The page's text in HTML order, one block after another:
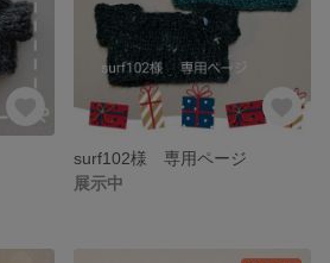
surf102様 専用ページ
展示中